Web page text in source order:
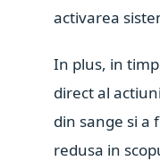
activarea
In plus, in
direct al
din sange si a
redusa in